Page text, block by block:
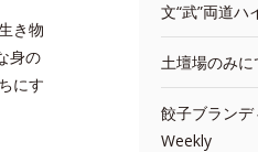
き物
身の
にす
文“武”両道
土壇場のみ
餃子ブラン
Weekly